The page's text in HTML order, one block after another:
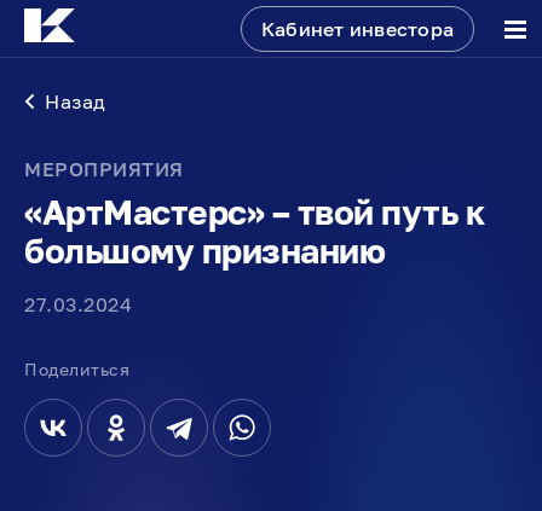
Кабинет инвестора
Назад
МЕРОПРИЯТИЯ
«АртМастерс» – твой путь к
большому признанию
27.03.2024
Поделиться